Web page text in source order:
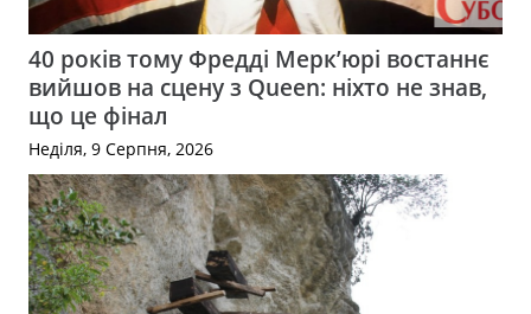
40 років тому Фредді Мерк’юрі востаннє
вийшов на сцену з Queen: ніхто не знав,
що це фінал
Неділя, 9 Серпня, 2026